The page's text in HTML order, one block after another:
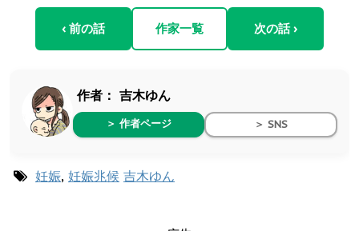
‹ 前の話 作家一覧 次の話 ›
作者： 吉木ゆん
＞ 作者ページ ＞ SNS
妊娠, 妊娠兆候 吉木ゆん